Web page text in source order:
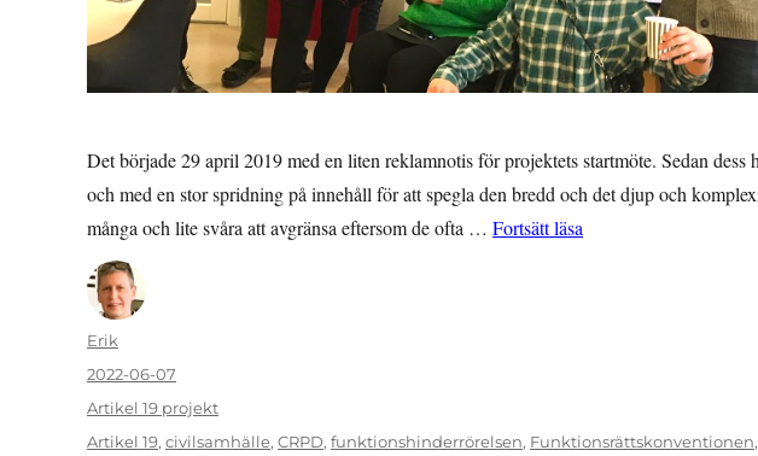
Det började 29 april 2019 med en liten reklamnotis för projektets startmöte. Sedan
och med en stor spridning på innehåll för att spegla den bredd och det djup och
många och lite svåra att avgränsa eftersom de ofta … Fortsätt läsa
Författare
Erik
Publicerat
den
2022-06-07
Kategorier
Artikel 19 projekt
Etiketter
Artikel 19, civilsamhälle, CRPD, funktionshinderrörelsen, Funktionsrättskonventionen,